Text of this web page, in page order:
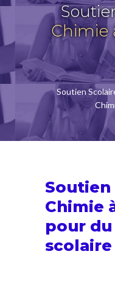
Chimie
Soutien
Chimie
pour du
scolaire